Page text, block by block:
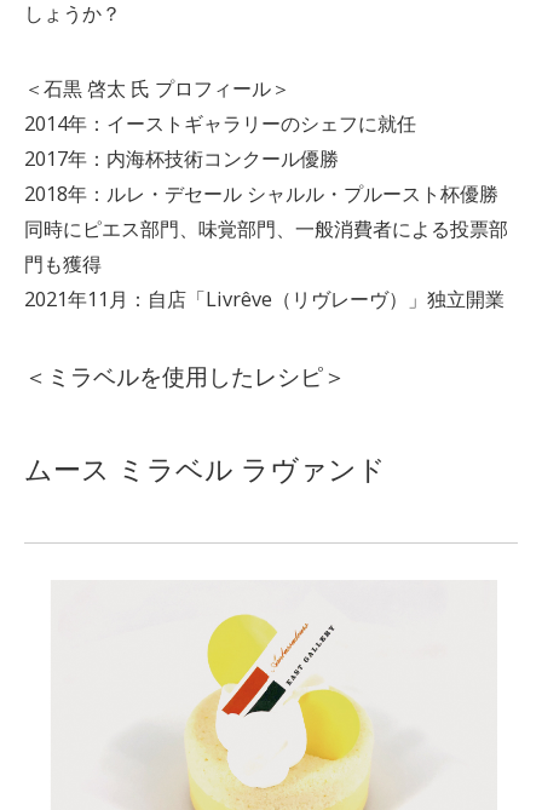
しょうか？
＜石黒 啓太 氏 プロフィール＞
2014年：イーストギャラリーのシェフに就任
2017年：内海杯技術コンクール優勝
2018年：ルレ・デセール シャルル・プルースト杯優勝
同時にピエス部門、味覚部門、一般消費者による投票部
門も獲得
2021年11月：自店「Livrêve（リヴレーヴ）」独立開業
＜ミラベルを使用したレシピ＞
ムース ミラベル ラヴァンド